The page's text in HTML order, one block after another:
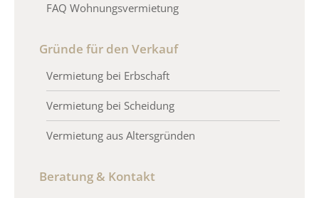
FAQ Wohnungsvermietung
Gründe für den Verkauf
Vermietung bei Erbschaft
Vermietung bei Scheidung
Vermietung aus Altersgründen
Beratung & Kontakt